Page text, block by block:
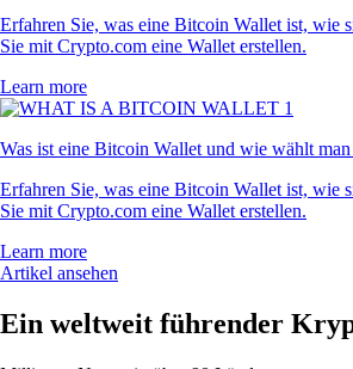
Erfahren Sie, was eine Bitcoin Wallet ist, wie
Sie mit Crypto.com eine Wallet erstellen.
Learn more
Was ist eine Bitcoin Wallet und wie wählt man
Erfahren Sie, was eine Bitcoin Wallet ist, wie
Sie mit Crypto.com eine Wallet erstellen.
Learn more
Artikel ansehen
Ein weltweit führender